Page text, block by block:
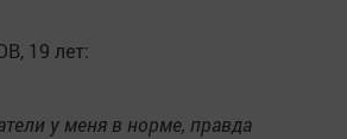
19 лет:
у меня в норме, правда